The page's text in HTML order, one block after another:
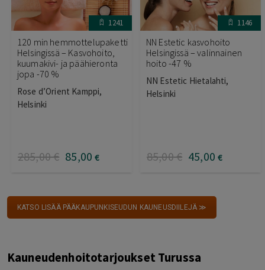
1241
120 min hemmottelupaketti
Helsingissä – Kasvohoito,
kuumakivi- ja päähieronta
jopa -70 %
Rose d’Orient Kamppi,
Helsinki
285,00€ 85,00 €
1146
NN Estetic kasvohoito
Helsingissä – valinnainen
hoito -47 %
NN Estetic Hietalahti,
Helsinki
85,00€ 45,00 €
KATSO LISÄÄ PÄÄKAUPUNKISEUDUN KAUNEUSDIILEJÄ ≫
Kauneudenhoitotarjoukset Turussa